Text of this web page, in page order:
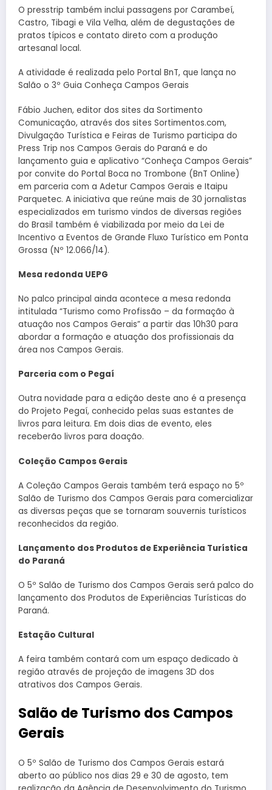
O presstrip também inclui passagens por Carambeí,
Castro, Tibagi e Vila Velha, além de degustações de
pratos típicos e contato direto com a produção
artesanal local.
A atividade é realizada pelo Portal BnT, que lança no
Salão o 3º Guia Conheça Campos Gerais
Fábio Juchen, editor dos sites da Sortimento
Comunicação, através dos sites Sortimentos.com,
Divulgação Turística e Feiras de Turismo participa do
Press Trip nos Campos Gerais do Paraná e do
lançamento guia e aplicativo “Conheça Campos Gerais”
por convite do Portal Boca no Trombone (BnT Online)
em parceria com a Adetur Campos Gerais e Itaipu
Parquetec. A iniciativa que reúne mais de 30 jornalistas
especializados em turismo vindos de diversas regiões
do Brasil também é viabilizada por meio da Lei de
Incentivo a Eventos de Grande Fluxo Turístico em Ponta
Grossa (Nº 12.066/14).
Mesa redonda UEPG
No palco principal ainda acontece a mesa redonda
intitulada “Turismo como Profissão – da formação à
atuação nos Campos Gerais” a partir das 10h30 para
abordar a formação e atuação dos profissionais da
área nos Campos Gerais.
Parceria com o Pegaí
Outra novidade para a edição deste ano é a presença
do Projeto Pegaí, conhecido pelas suas estantes de
livros para leitura. Em dois dias de evento, eles
receberão livros para doação.
Coleção Campos Gerais
A Coleção Campos Gerais também terá espaço no 5º
Salão de Turismo dos Campos Gerais para comercializar
as diversas peças que se tornaram souvernis turísticos
reconhecidos da região.
Lançamento dos Produtos de Experiência Turística
do Paraná
O 5º Salão de Turismo dos Campos Gerais será palco do
lançamento dos Produtos de Experiências Turísticas do
Paraná.
Estação Cultural
A feira também contará com um espaço dedicado à
região através de projeção de imagens 3D dos
atrativos dos Campos Gerais.
Salão de Turismo dos Campos
Gerais
O 5º Salão de Turismo dos Campos Gerais estará
aberto ao público nos dias 29 e 30 de agosto, tem